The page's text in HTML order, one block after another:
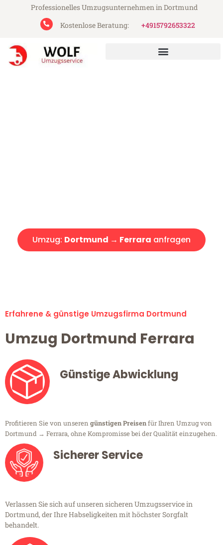
Professionelles Umzugsunternehmen in Dortmund
Kostenlose Beratung:
+4915792653322
Umzug: Dortmund → Ferrara anfragen
Erfahrene & günstige Umzugsfirma Dortmund
Umzug Dortmund Ferrara
Günstige Abwicklung
Profitieren Sie von unseren günstigen Preisenfür Ihren Umzug von
Dortmund → Ferrara, ohne Kompromisse bei der Qualität einzugehen.
Sicherer Service
Verlassen Sie sich auf unseren sicheren Umzugsservice in
Dortmund, der Ihre Habseligkeiten mit höchster Sorgfalt
behandelt.